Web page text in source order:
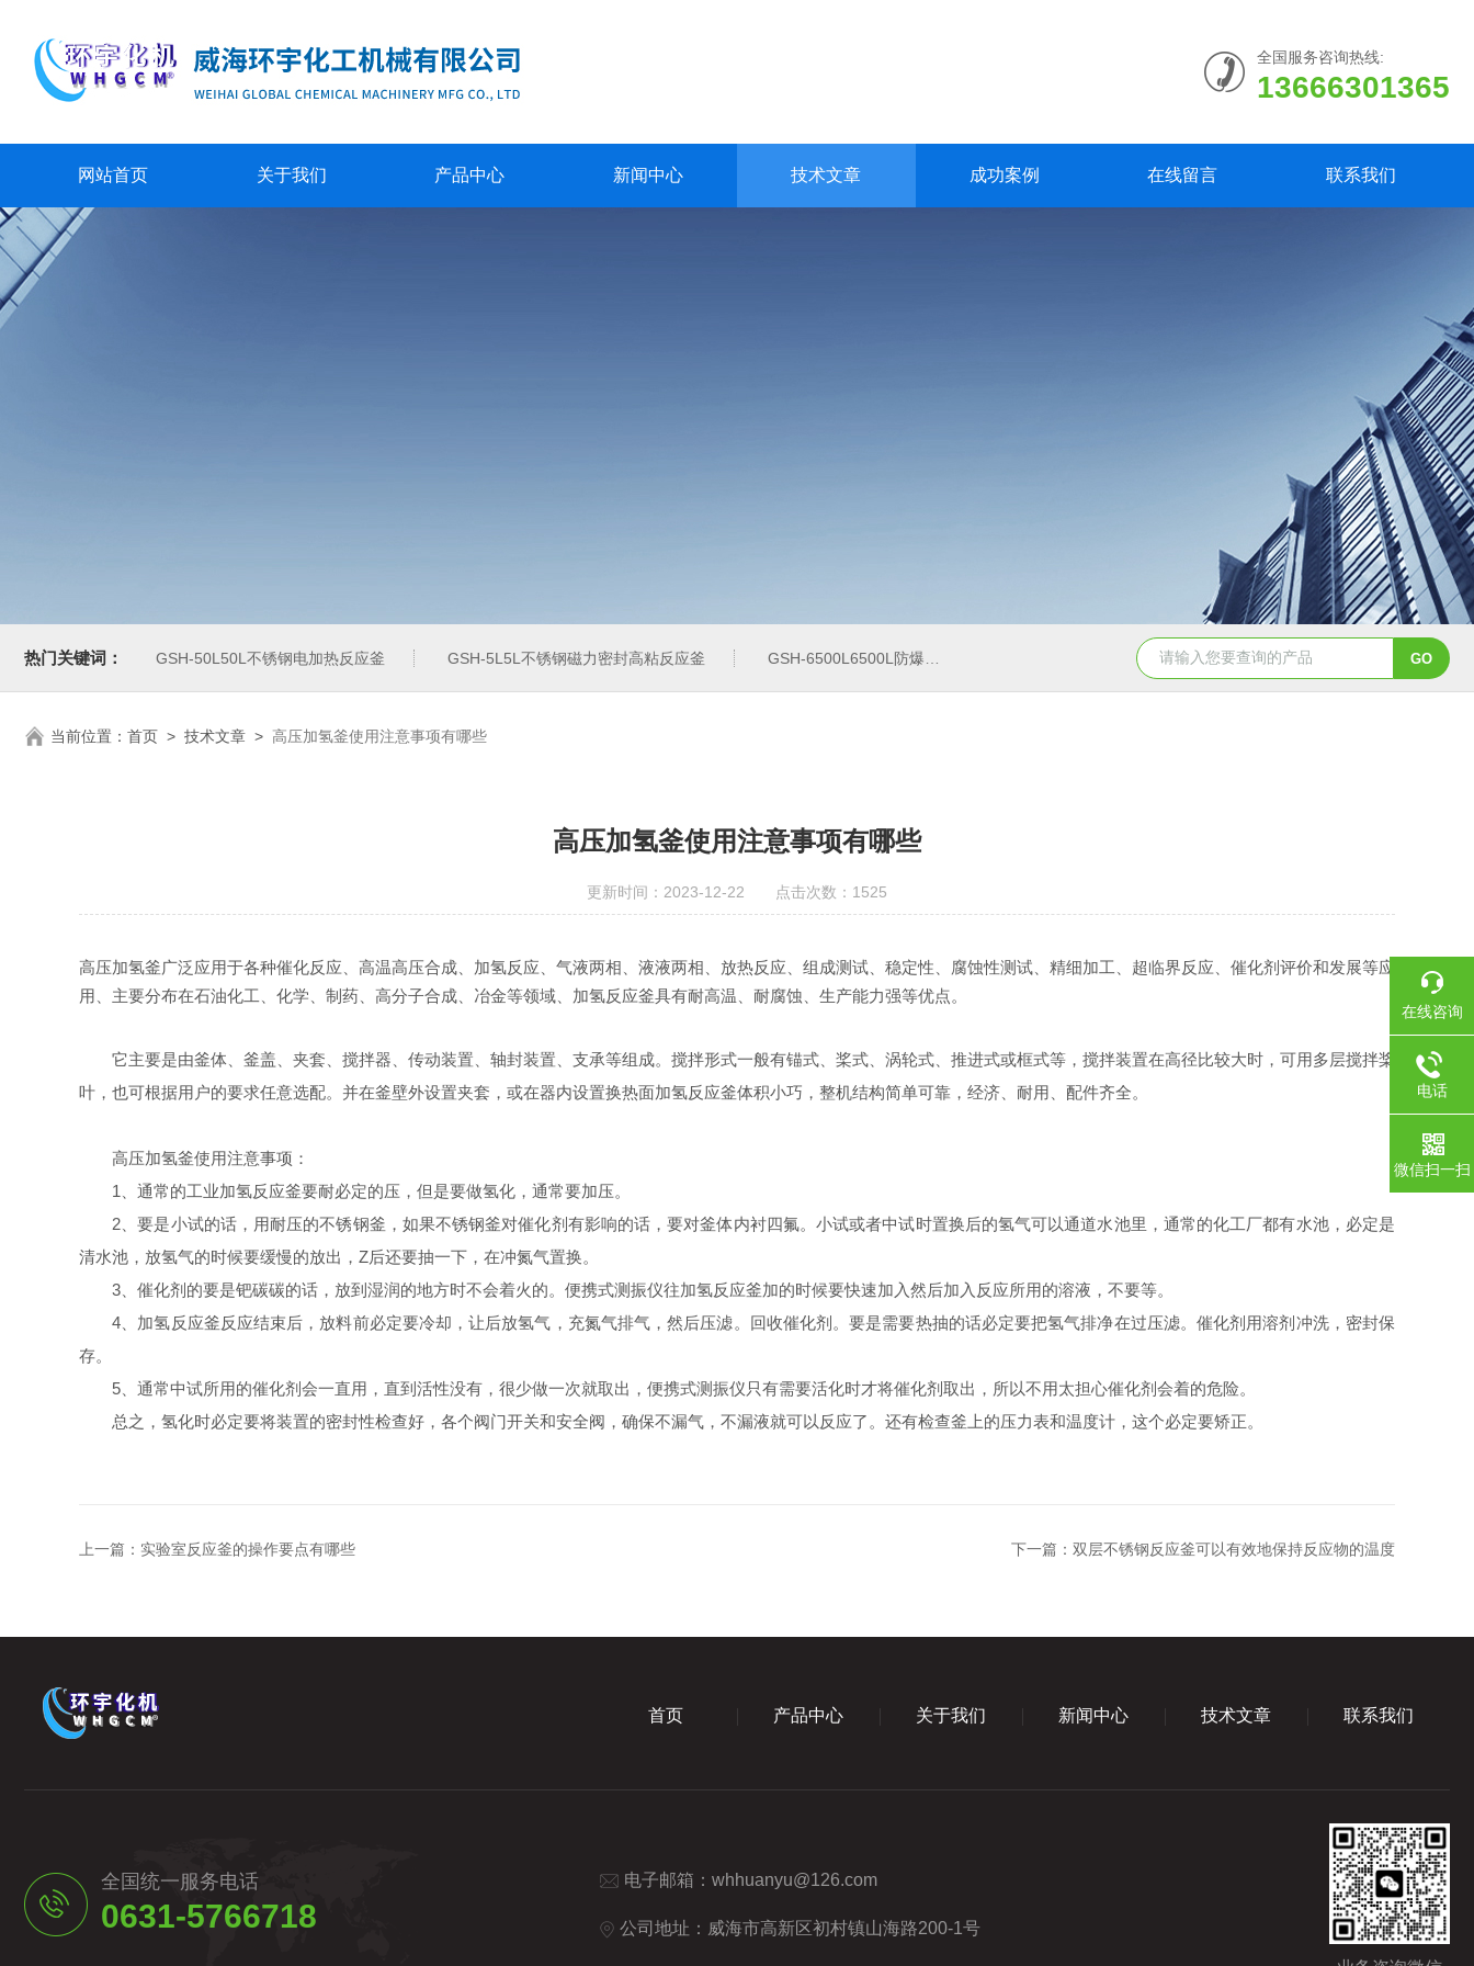
全国服务咨询热线:
13666301365
网站首页 关于我们 产品中心 新闻中心 技术文章 成功案例 在线留言 联系我们
热门关键词： GSH-50L50L不锈钢电加热反应釜 GSH-5L5L不锈钢磁力密封高粘反应釜 GSH-6500L6500L防爆加氢工业反应釜 GSH-0.5L0.5L不锈钢磁力密封聚酯反应釜
当前位置： 首页 > 技术文章 > 高压加氢釜使用注意事项有哪些
高压加氢釜使用注意事项有哪些
更新时间：2023-12-22 点击次数：1525
高压加氢釜广泛应用于各种催化反应、高温高压合成、加氢反应、气液两相、液液两相、放热反应、组成测试、稳定性、腐蚀性测试、精细加工、超临界反应、催化剂评价和发展等应
用、主要分布在石油化工、化学、制药、高分子合成、冶金等领域、加氢反应釜具有耐高温、耐腐蚀、生产能力强等优点。
它主要是由釜体、釜盖、夹套、搅拌器、传动装置、轴封装置、支承等组成。搅拌形式一般有锚式、桨式、涡轮式、推进式或框式等，搅拌装置在高径比较大时，可用多层搅拌桨
叶，也可根据用户的要求任意选配。并在釜壁外设置夹套，或在器内设置换热面加氢反应釜体积小巧，整机结构简单可靠，经济、耐用、配件齐全。
高压加氢釜使用注意事项：
1、通常的工业加氢反应釜要耐必定的压，但是要做氢化，通常要加压。
2、要是小试的话，用耐压的不锈钢釜，如果不锈钢釜对催化剂有影响的话，要对釜体内衬四氟。小试或者中试时置换后的氢气可以通道水池里，通常的化工厂都有水池，必定是
清水池，放氢气的时候要缓慢的放出，Z后还要抽一下，在冲氮气置换。
3、催化剂的要是钯碳碳的话，放到湿润的地方时不会着火的。便携式测振仪往加氢反应釜加的时候要快速加入然后加入反应所用的溶液，不要等。
4、加氢反应釜反应结束后，放料前必定要冷却，让后放氢气，充氮气排气，然后压滤。回收催化剂。要是需要热抽的话必定要把氢气排净在过压滤。催化剂用溶剂冲洗，密封保
存。
5、通常中试所用的催化剂会一直用，直到活性没有，很少做一次就取出，便携式测振仪只有需要活化时才将催化剂取出，所以不用太担心催化剂会着的危险。
总之，氢化时必定要将装置的密封性检查好，各个阀门开关和安全阀，确保不漏气，不漏液就可以反应了。还有检查釜上的压力表和温度计，这个必定要矫正。
上一篇： 实验室反应釜的操作要点有哪些 下一篇： 双层不锈钢反应釜可以有效地保持反应物的温度
首页 产品中心 关于我们 新闻中心 技术文章 联系我们
全国统一服务电话
0631-5766718
电子邮箱： whhuanyu@126.com
公司地址：威海市高新区初村镇山海路200-1号
在线咨询
电话
微信扫一扫